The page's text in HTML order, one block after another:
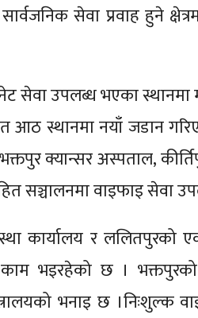
सेवा प्रवाह हुने
सेवा उपलब्ध भएका स्थानमा
आठ स्थानमा नयाँ जडान
क्यान्सर अस्पताल,
सञ्चालनमा वाइफाइ सेवा
कार्यालय र ललितपुरको
भइरहेको छ । भक्तपुरको
भनाइ छ ।निःशुल्क